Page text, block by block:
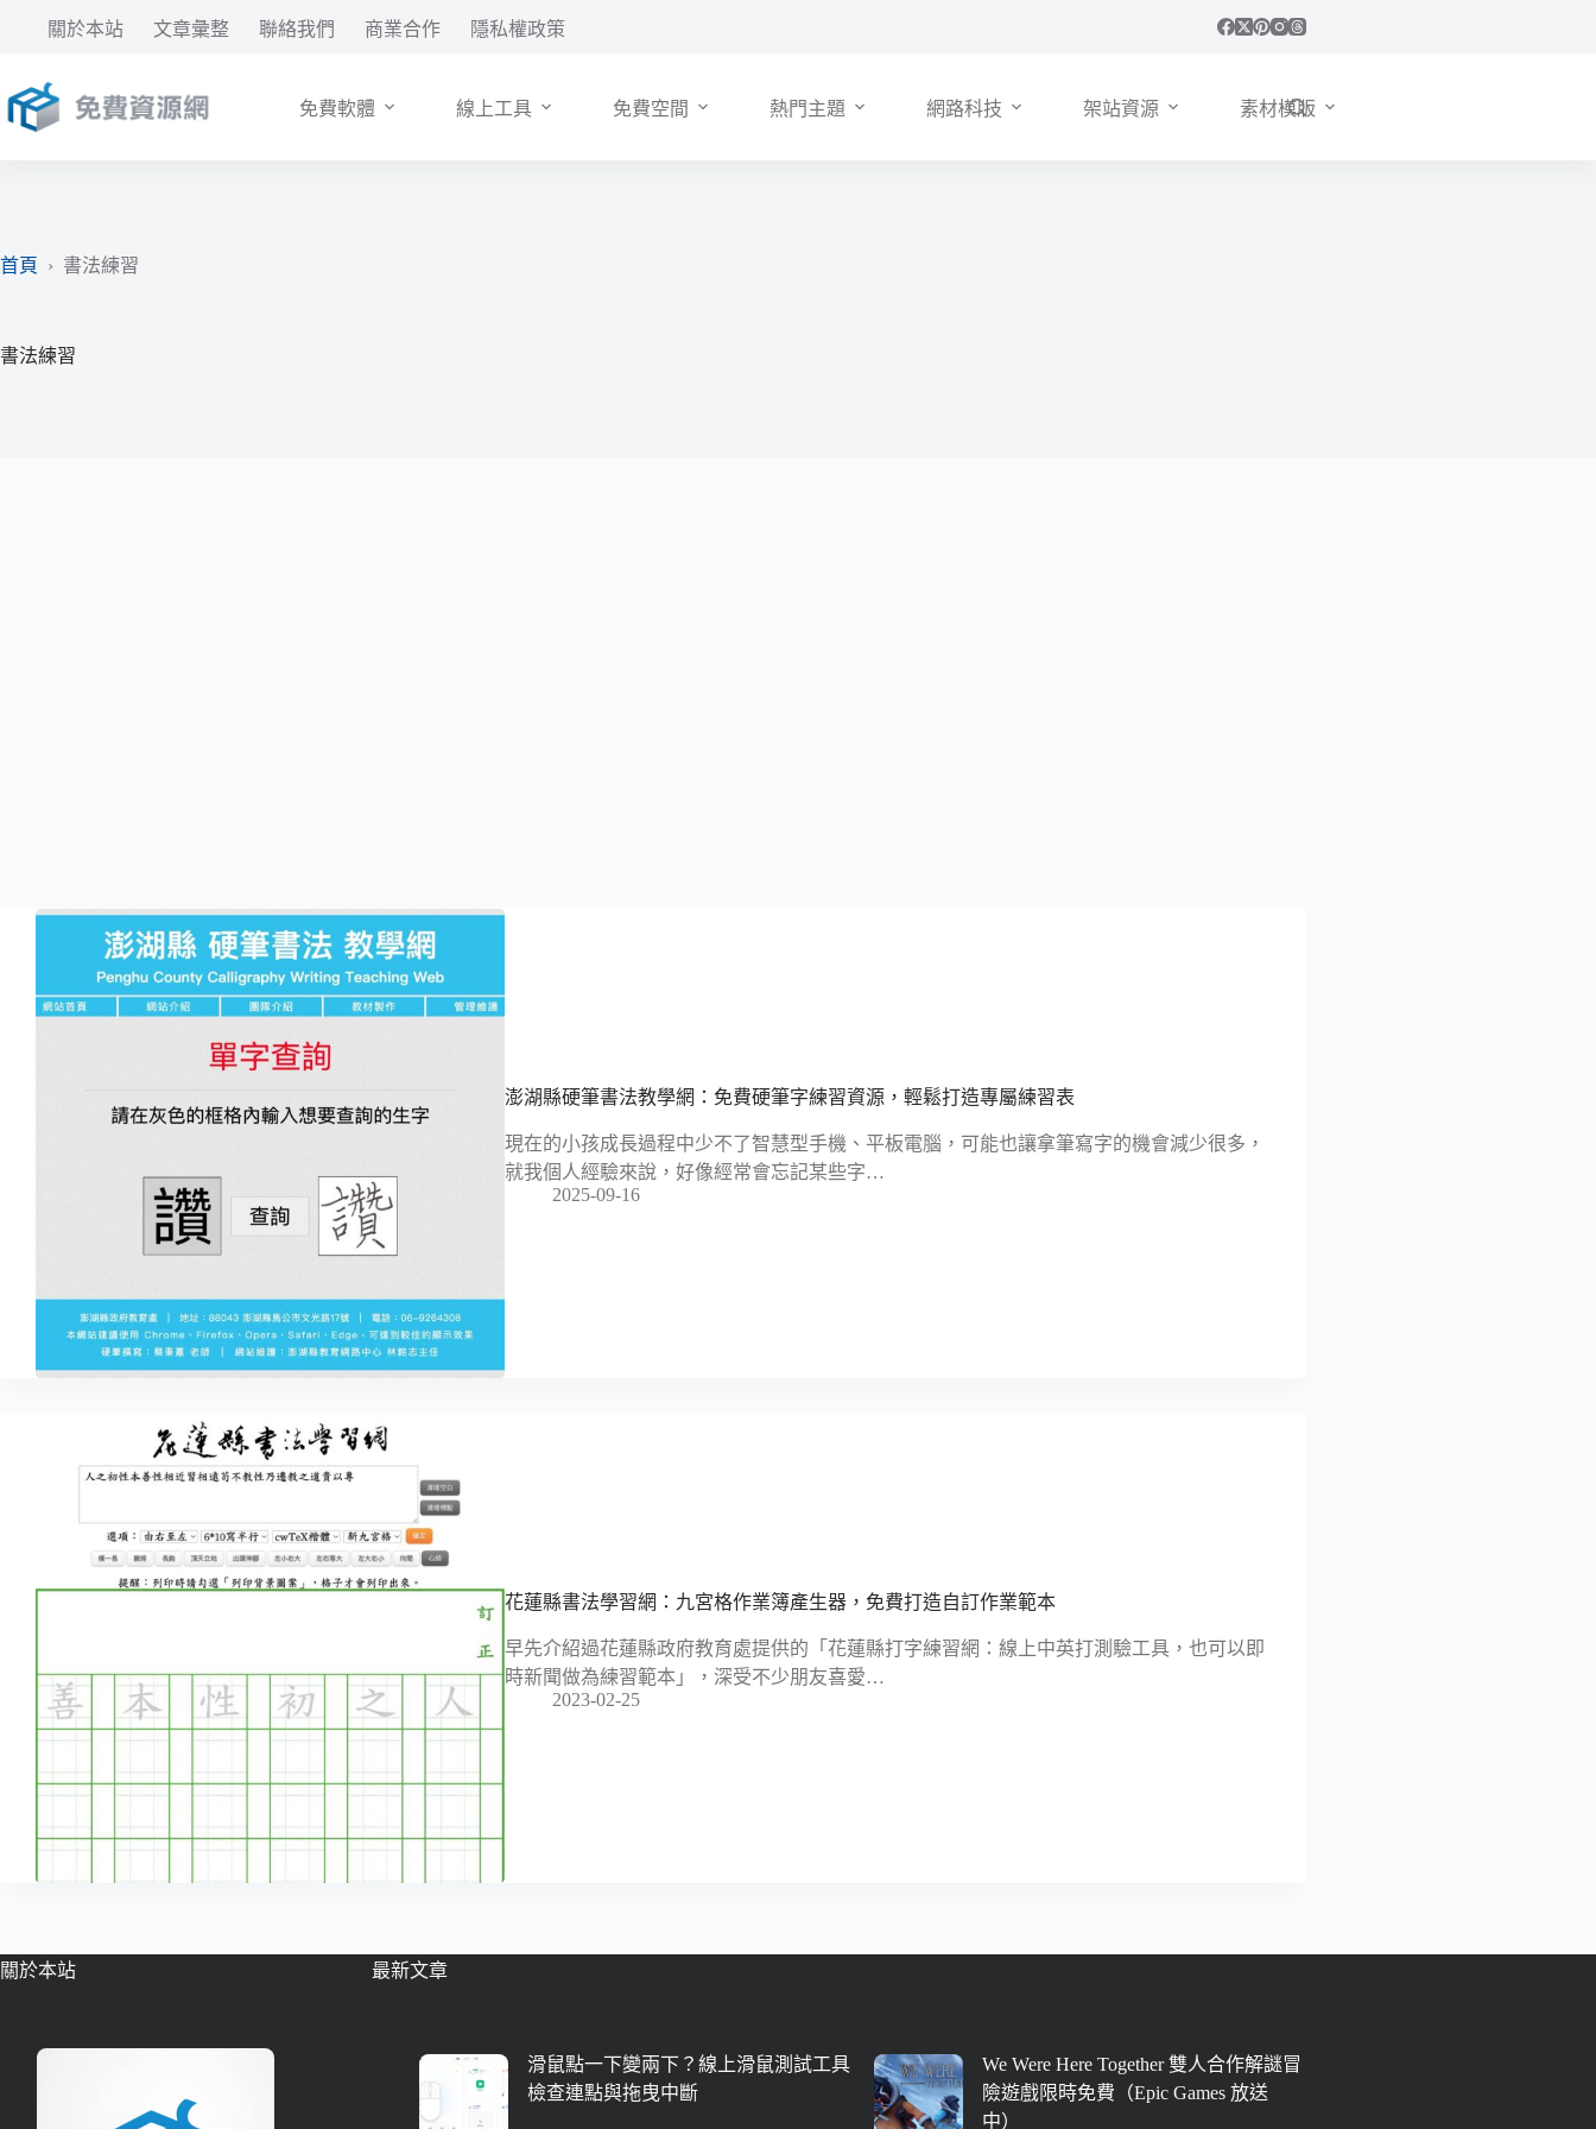
要
內
關於本站 文章彙整 聯絡我們 商業合作 隱私權政策
免費軟體 線上工具 免費空間 熱門主題 網路科技 架站資源 素材模版
首頁 › 書法練習
書法練習
澎湖縣硬筆書法教學網：免費硬筆字練習資源，輕鬆打造專屬練習表
現在的小孩成長過程中少不了智慧型手機、平板電腦，可能也讓拿筆寫字的機會減少很多，
就我個人經驗來說，好像經常會忘記某些字…
2025-09-16
花蓮縣書法學習網：九宮格作業簿產生器，免費打造自訂作業範本
早先介紹過花蓮縣政府教育處提供的「花蓮縣打字練習網：線上中英打測驗工具，也可以即
時新聞做為練習範本」，深受不少朋友喜愛…
2023-02-25
關於本站 最新文章
滑鼠點一下變兩下？線上滑鼠測試工具
檢查連點與拖曳中斷
We Were Here Together 雙人合作解謎冒
險遊戲限時免費（Epic Games 放送
中）